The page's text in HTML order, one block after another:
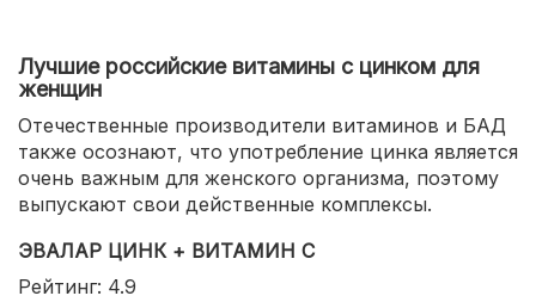
Лучшие российские витамины с цинком для
женщин
Отечественные производители витаминов и БАД
также осознают, что употребление цинка является
очень важным для женского организма, поэтому
выпускают свои действенные комплексы.
ЭВАЛАР ЦИНК + ВИТАМИН С
Рейтинг: 4.9